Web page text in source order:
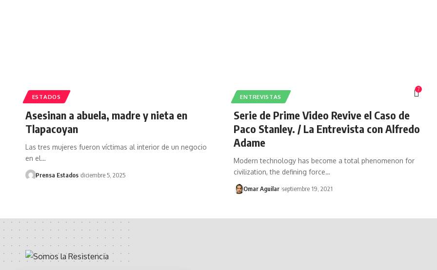
ESTADOS
Asesinan a abuela, madre y nieta en
Tlapacoyan
Las tres mujeres fueron víctimas al interior de un negocio
en el…
Prensa Estados diciembre 5, 2025
7
ENTREVISTAS
Serie de Prime Video Revive el Caso de
Paco Stanley. / La Entrevista con Alfredo
Adame
Modern technology has become a total phenomenon for
civilization, the defining force…
Omar Aguilar septiembre 19, 2021